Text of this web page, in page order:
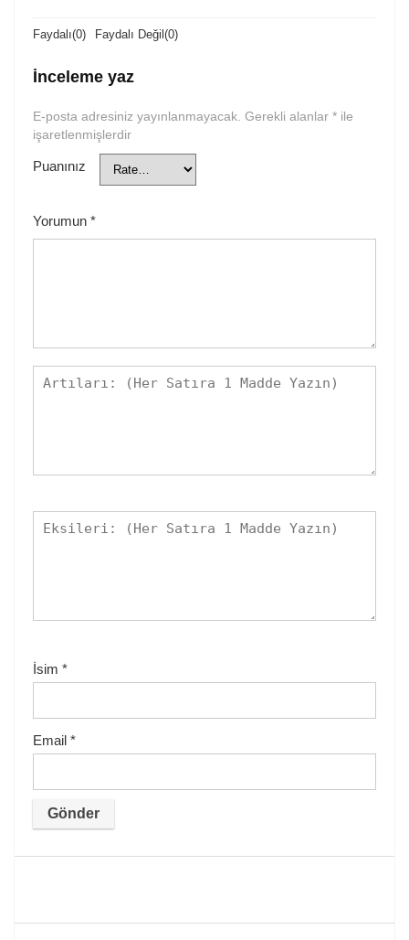
Faydalı(0) Faydalı Değil (0)
İnceleme yaz
E-posta adresiniz yayınlanmayacak. Gerekli alanlar * ile
işaretlenmişlerdir
Puanınız
Yorumun *
İsim *
Email *